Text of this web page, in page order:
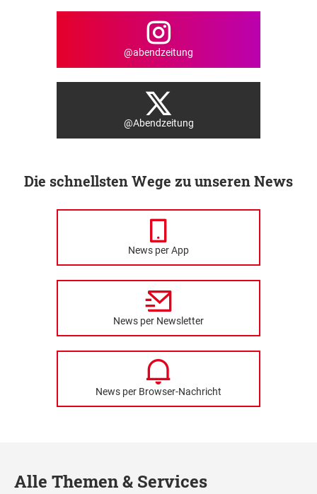
@abendzeitung
@Abendzeitung
Die schnellsten Wege zu unseren News
News per App
News per Newsletter
News per Browser-Nachricht
Alle Themen & Services